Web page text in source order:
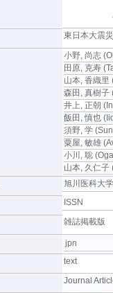
東日本大震
小野, 尚志
田原, 克寿
山本, 香織里
森田, 真樹子
井上, 正朝
飯田, 慎也
須野, 学
粟屋, 敏雄
小川, 聡
山本, 久仁子
旭川医科大
ISSN
雑誌掲載版
jpn
text
Journal